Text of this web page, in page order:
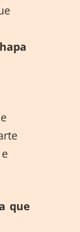
que